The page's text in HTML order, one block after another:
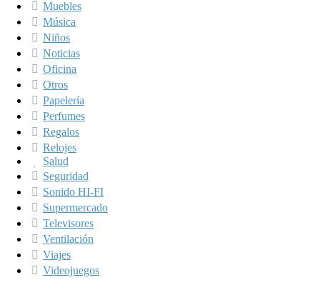
Muebles
Música
Niños
Noticias
Oficina
Otros
Papelería
Perfumes
Regalos
Relojes
Salud
Seguridad
Sonido HI-FI
Supermercado
Televisores
Ventilación
Viajes
Videojuegos